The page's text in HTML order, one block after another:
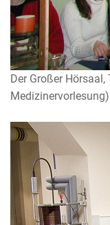
Der Großer
Medizinervorlesung)